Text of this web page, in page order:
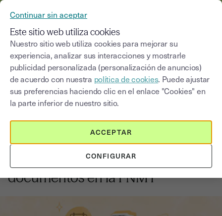
Blog
Seleccionar una categoría Saisissez un terme
Cómo obtener un certificado
digital en España para firmar
documentos en la FNMT
Continuar sin aceptar
Este sitio web utiliza cookies
Nuestro sitio web utiliza cookies para mejorar su
experiencia, analizar sus interacciones y mostrarle
publicidad personalizada (personalización de anuncios)
de acuerdo con nuestra política de cookies. Puede ajustar
sus preferencias haciendo clic en el enlace "Cookies" en
la parte inferior de nuestro sitio.
CONFIGURAR
ACCEPTAR